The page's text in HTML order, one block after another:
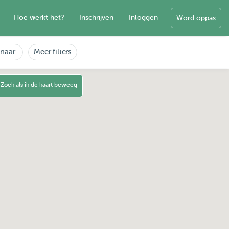
Hoe werkt het? Inschrijven Inloggen Word oppas
Meer filters
Zoek als ik de kaart beweeg